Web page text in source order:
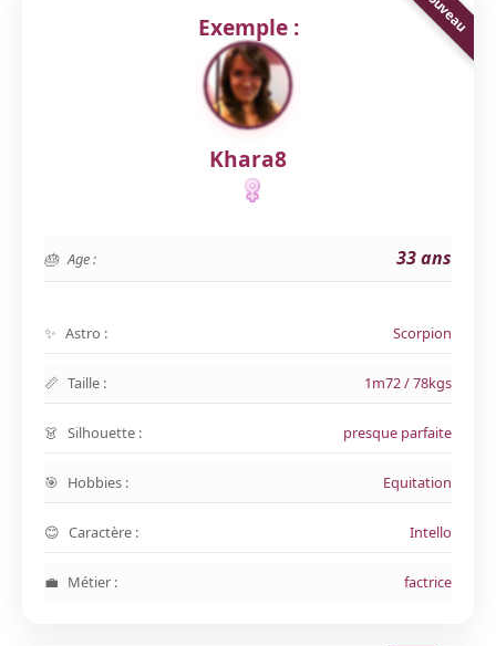
Exemple :
Khara8
Age : 33 ans
Astro : Scorpion
Taille : 1m72 / 78kgs
Silhouette : presque parfaite
Hobbies : Equitation
Caractère : Intello
Métier : factrice